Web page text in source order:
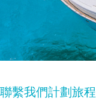
聯繫我們計劃旅程